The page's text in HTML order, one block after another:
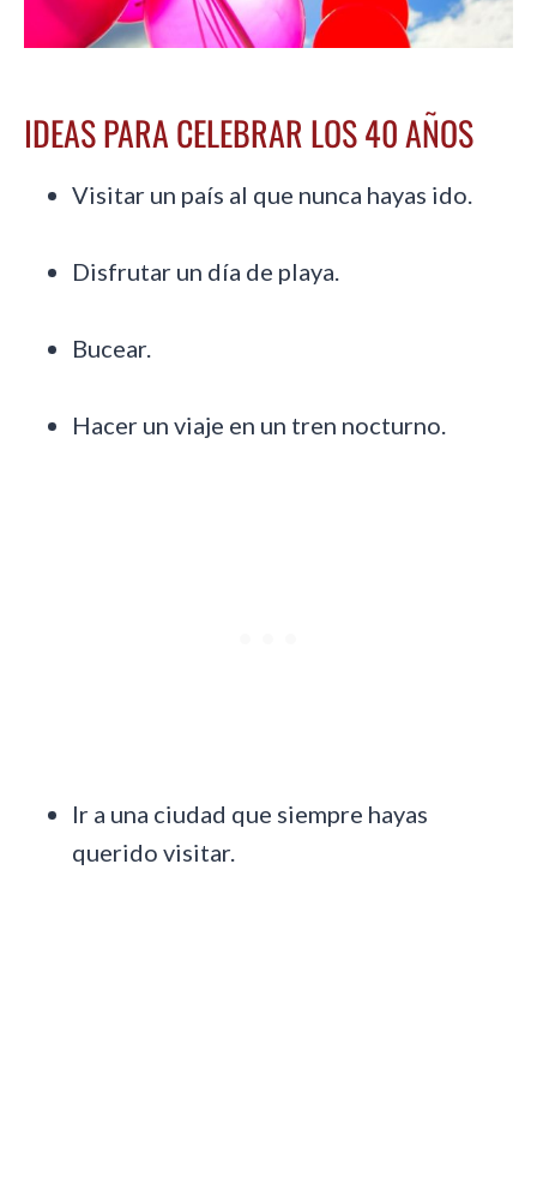
IDEAS PARA CELEBRAR LOS 40 AÑOS
Visitar un país al que nunca hayas ido.
Disfrutar un día de playa.
Bucear.
Hacer un viaje en un tren nocturno.
Ir a una ciudad que siempre hayas
querido visitar.